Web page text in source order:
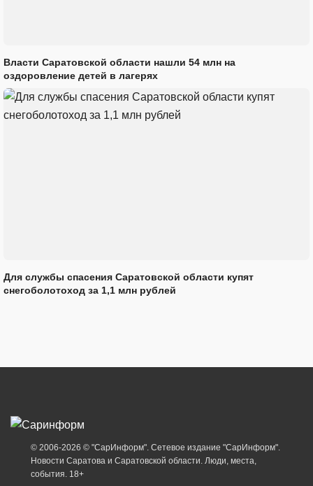
Власти Саратовской области нашли 54 млн на
оздоровление детей в лагерях
Для службы спасения Саратовской области купят
снегоболотоход за 1,1 млн рублей
© 2006-2026 © "СарИнформ". Сетевое издание "СарИнформ".
Новости Саратова и Саратовской области. Люди, места,
события. 18+